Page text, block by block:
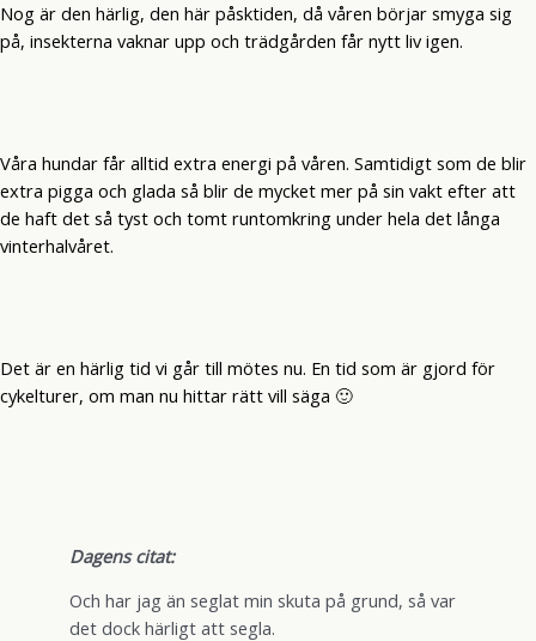
Nog är den härlig, den här påsktiden, då våren börjar smyga sig
på, insekterna vaknar upp och trädgården får nytt liv igen.
Våra hundar får alltid extra energi på våren. Samtidigt som de blir
extra pigga och glada så blir de mycket mer på sin vakt efter att
de haft det så tyst och tomt runtomkring under hela det långa
vinterhalvåret.
Det är en härlig tid vi går till mötes nu. En tid som är gjord för
cykelturer, om man nu hittar rätt vill säga 🙂
Dagens citat:
Och har jag än seglat min skuta på grund, så var
det dock härligt att segla.